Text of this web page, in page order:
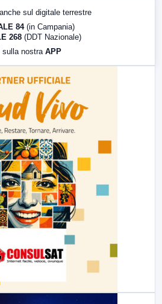
sul digitale terrestre
84 (in Campania)
268 (DDT Nazionale)
sulla nostra APP